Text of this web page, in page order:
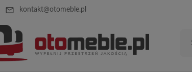
mail_outline kontakt@otomeble.pl